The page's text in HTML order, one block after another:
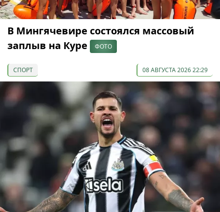
В Мингячевире состоялся массовый
заплыв на Куре
ФОТО
СПОРТ 08 АВГУСТА 2026 22:29